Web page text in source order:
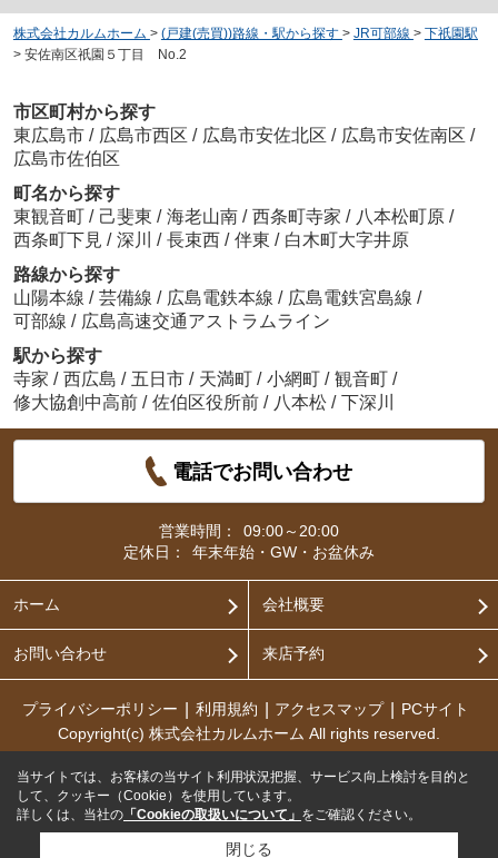
株式会社カルムホーム > (戸建(売買))路線・駅から探す > JR可部線 > 下祇園駅
> 安佐南区祇園５丁目 No.2
市区町村から探す
東広島市 / 広島市西区 / 広島市安佐北区 / 広島市安佐南区 /
広島市佐伯区
町名から探す
東観音町 / 己斐東 / 海老山南 / 西条町寺家 / 八本松町原 /
西条町下見 / 深川 / 長束西 / 伴東 / 白木町大字井原
路線から探す
山陽本線 / 芸備線 / 広島電鉄本線 / 広島電鉄宮島線 /
可部線 / 広島高速交通アストラムライン
駅から探す
寺家 / 西広島 / 五日市 / 天満町 / 小網町 / 観音町 /
修大協創中高前 / 佐伯区役所前 / 八本松 / 下深川
電話でお問い合わせ
営業時間：
09:00～20:00
定休日：
年末年始・GW・お盆休み
ホーム 会社概要
お問い合わせ 来店予約
プライバシーポリシー 利用規約 アクセスマップ
PCサイト
Copyright(c) 株式会社カルムホーム All rights reserved.
当サイトでは、お客様の当サイト利用状況把握、サービス向上検討を目的と
して、クッキー（Cookie）を使用しています。
詳しくは、当社の 「Cookieの取扱いについて」 をご確認ください。
閉じる